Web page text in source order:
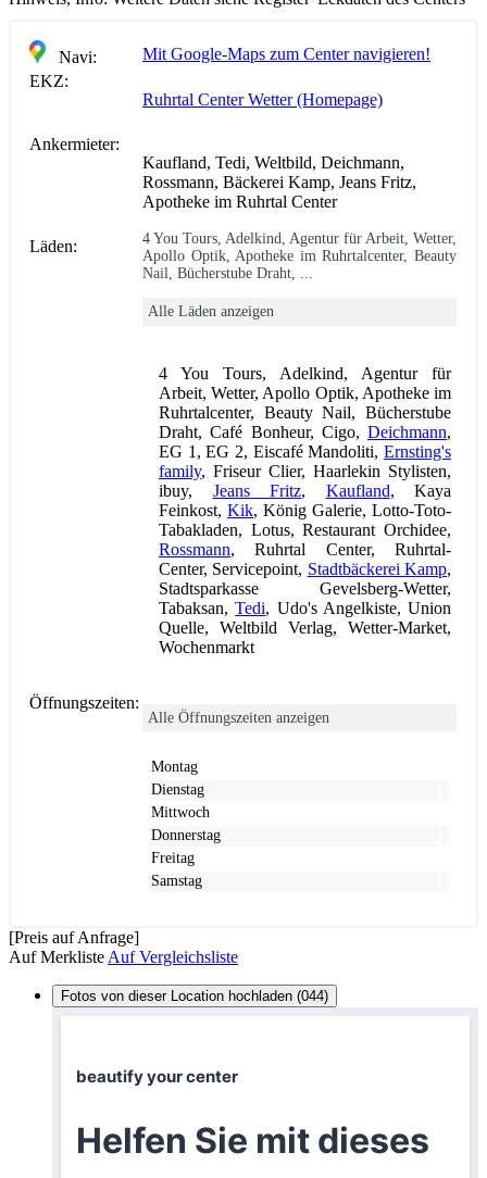
Navi:
Mit Google-Maps zum Center navigieren!
EKZ:
Ruhrtal Center Wetter (Homepage)
Ankermieter:
Kaufland, Tedi, Weltbild, Deichmann,
Rossmann, Bäckerei Kamp, Jeans Fritz,
Apotheke im Ruhrtal Center
Läden:
4 You Tours, Adelkind, Agentur für Arbeit, Wetter,
Apollo Optik, Apotheke im Ruhrtalcenter, Beauty
Nail, Bücherstube Draht, ...
Alle Läden anzeigen
4 You Tours, Adelkind, Agentur für
Arbeit, Wetter, Apollo Optik, Apotheke im
Ruhrtalcenter, Beauty Nail, Bücherstube
Draht, Café Bonheur, Cigo, Deichmann,
EG 1, EG 2, Eiscafé Mandoliti, Ernsting's
family, Friseur Clier, Haarlekin Stylisten,
ibuy, Jeans Fritz, Kaufland, Kaya
Feinkost, Kik, König Galerie, Lotto-Toto-
Tabakladen, Lotus, Restaurant Orchidee,
Rossmann, Ruhrtal Center, Ruhrtal-
Center, Servicepoint, Stadtbäckerei Kamp,
Stadtsparkasse Gevelsberg-Wetter,
Tabaksan,Tedi, Udo's Angelkiste, Union
Quelle, Weltbild Verlag, Wetter-Market,
Wochenmarkt
Öffnungszeiten:
Alle Öffnungszeiten anzeigen
Montag
Dienstag
Mittwoch
Donnerstag
Freitag
Samstag
[Preis auf Anfrage]
Auf Merkliste Auf Vergleichsliste
Fotos von dieser Location hochladen (044)